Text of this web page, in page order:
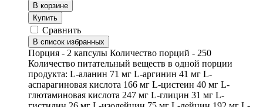
В корзине
Купить
Сравнить
В список избранных
Порция - 2 капсулы Количество порций - 250
Количество питательный веществ в одной порции
продукта: L-аланин 71 мг L-аргинин 41 мг L-
аспарагиновая кислота 166 мг L-цистеин 40 мг L-
глютаминовая кислота 247 мг L-глицин 31 мг L-